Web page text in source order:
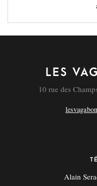
LES
10 rue des
Alain